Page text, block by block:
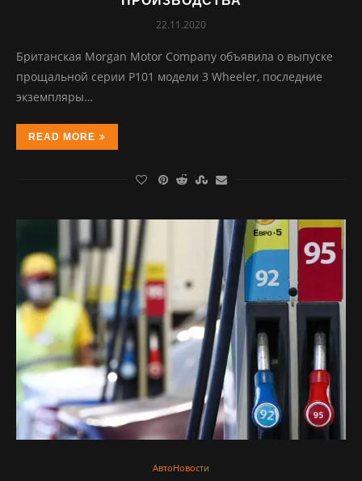
22.11.2020
Британская Morgan Motor Company объявила о выпуске
прощальной серии P101 модели 3 Wheeler, последние
экземпляры…
READ MORE
АвтоНовости